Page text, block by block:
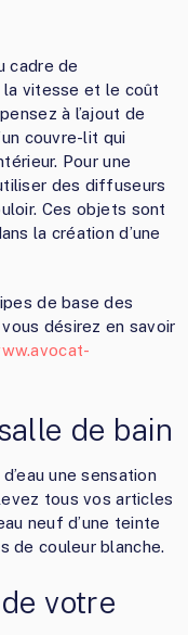
cadre de
la vitesse et le coût
à l’ajout de
couvre-lit qui
Pour une
des diffuseurs
Ces objets sont
la création d’une
de base des
désirez en savoir
de bain
une sensation
tous vos articles
neuf d’une teinte
de couleur blanche.
votre